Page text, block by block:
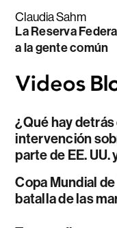
Claudia Sahm
La Reserva
a la gente común
¿Qué hay detrás
intervención
parte de EE. UU.
Copa Mundial de
batalla de las